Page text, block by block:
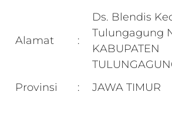
Alamat :
Ds. Blendis
Tulungagung
KABUPATEN
Provinsi
: JAWA TIMUR